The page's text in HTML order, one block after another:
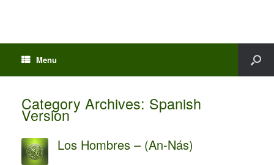
Menu
Category Archives: Spanish
Version
Los Hombres – (An-Nás)